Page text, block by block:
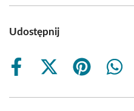
Udostępnij
Share
Share
(Twitter)
Share
Share